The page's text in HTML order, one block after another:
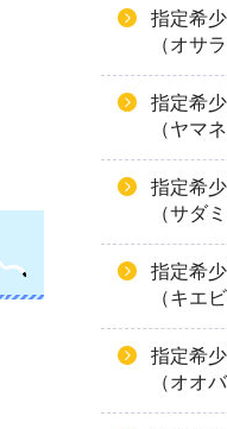
指定希
（オサ
指定希
（ヤマネ
指定希
（サダ
指定希
（キエ
指定希
（オオ